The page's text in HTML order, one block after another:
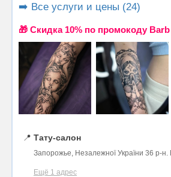
➡️ Все услуги и цены (24)
🎁 Cкидка 10% по промокоду Barb
📍 Тату-салон
Запорожье, Незалежної України 36 р-н.
Ещё 1 адрес